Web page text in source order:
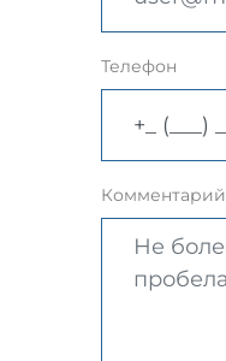
Телефон
Комментарий